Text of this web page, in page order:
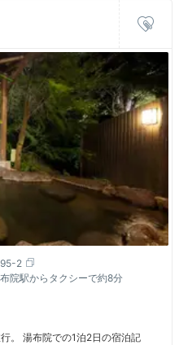
2
院駅からタクシーで約8分
。 湯布院での1泊2日の宿泊記